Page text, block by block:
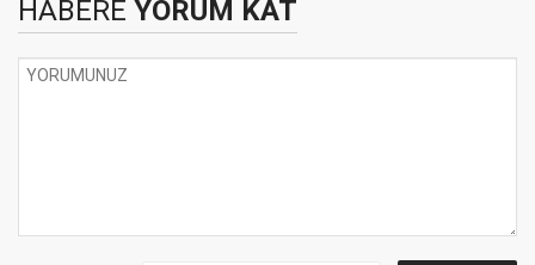
HABERE YORUM KAT